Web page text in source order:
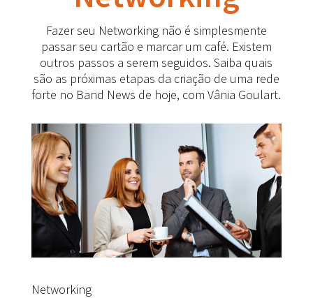
Fazer seu Networking não é simplesmente
passar seu cartão e marcar um café. Existem
outros passos a serem seguidos. Saiba quais
são as próximas etapas da criação de uma rede
forte no Band News de hoje, com Vânia Goulart.
Networking